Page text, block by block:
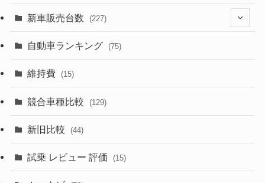
(357)
(328)
(253)
(242)
(85)
(84)
(28)
(8)
(3)
(3)
新車販売台数 (227)
(21)
(5)
(7)
自動車ランキング (75)
維持費 (15)
競合車種比較 (129)
新旧比較 (44)
試乗 レビュー 評価 (15)